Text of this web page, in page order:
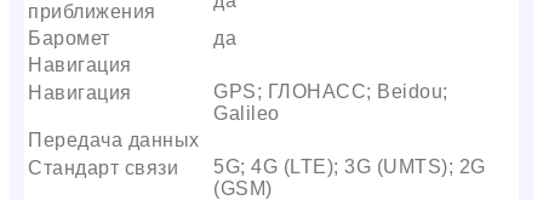
приближения
Баромет
да
Навигация
Навигация
GPS; ГЛОНАСС; Beidou;
Galileo
Передача данных
Стандарт связи
5G; 4G (LTE); 3G (UMTS); 2G
(GSM)